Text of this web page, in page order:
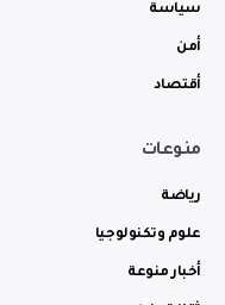
سياسة
أمن
أقتصاد
منوعات
رياضة
علوم وتكنولوجيا
أخبار منوعة